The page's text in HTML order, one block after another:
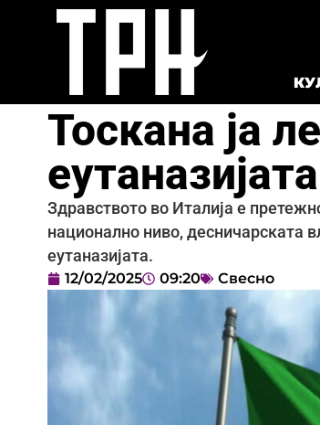
Тоскана ја
еутаназијата
Здравството во Италија е
национално ниво, десничарската
еутаназијата.
12/02/2025 09:20 Свесно